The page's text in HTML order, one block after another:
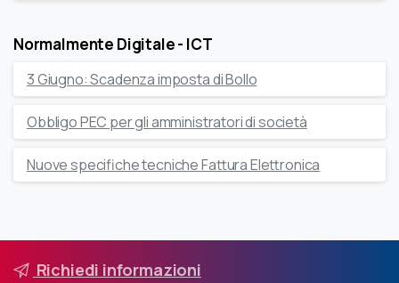
Normalmente Digitale - ICT
3 Giugno: Scadenza imposta di Bollo
Obbligo PEC per gli amministratori di società
Nuove specifiche tecniche Fattura Elettronica
Richiedi informazioni